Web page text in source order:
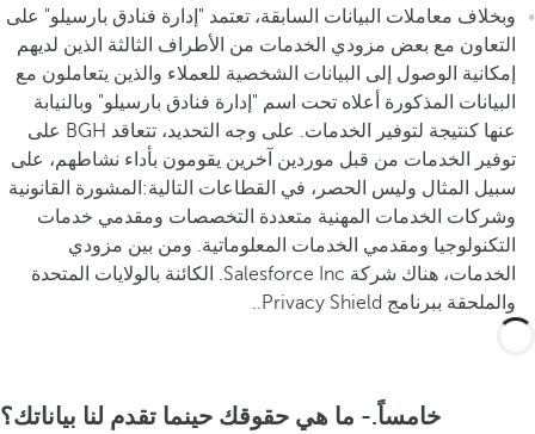
وبخلاف معاملات البيانات السابقة، تعتمد "إدارة فنادق بارسيلو" على
التعاون مع بعض مزودي الخدمات من الأطراف الثالثة الذين لديهم
إمكانية الوصول إلى البيانات الشخصية للعملاء والذين يتعاملون مع
البيانات المذكورة أعلاه تحت اسم "إدارة فنادق بارسيلو" وبالنيابة
عنها كنتيجة لتوفير الخدمات. على وجه التحديد، تتعاقد BGH على
توفير الخدمات من قبل موردين آخرين يقومون بأداء نشاطهم، على
سبيل المثال وليس الحصر، في القطاعات التالية:المشورة القانونية
وشركات الخدمات المهنية متعددة التخصصات ومقدمي خدمات
التكنولوجيا ومقدمي الخدمات المعلوماتية. ومن بين مزودي
الخدمات، هناك شركة Salesforce Inc. الكائنة بالولايات المتحدة
والملحقة ببرنامج Privacy Shield..
خامساً.- ما هي حقوقك حينما تقدم لنا بياناتك؟